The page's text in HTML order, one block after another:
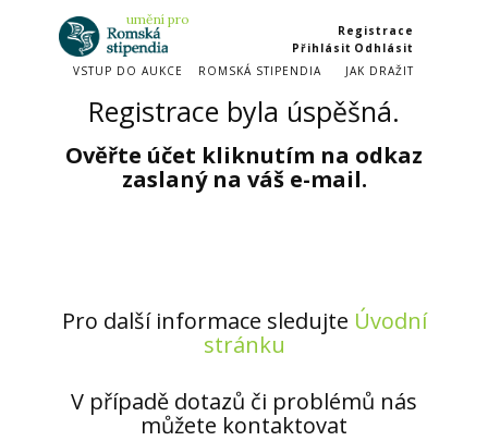
umění​ pro
Odhlásit
Přihlásit
JAK DRAŽIT
ROMSKÁ STIPENDIA
Registrace
VSTUP DO AUKCE
Registrace byla úspěšná.
Ověřte účet kliknutím na odkaz
zaslaný na váš e-mail.
Pro další informace sledujte Úvodní
stránku
V případě dotazů či pro​blémů nás
můžete kontaktovat